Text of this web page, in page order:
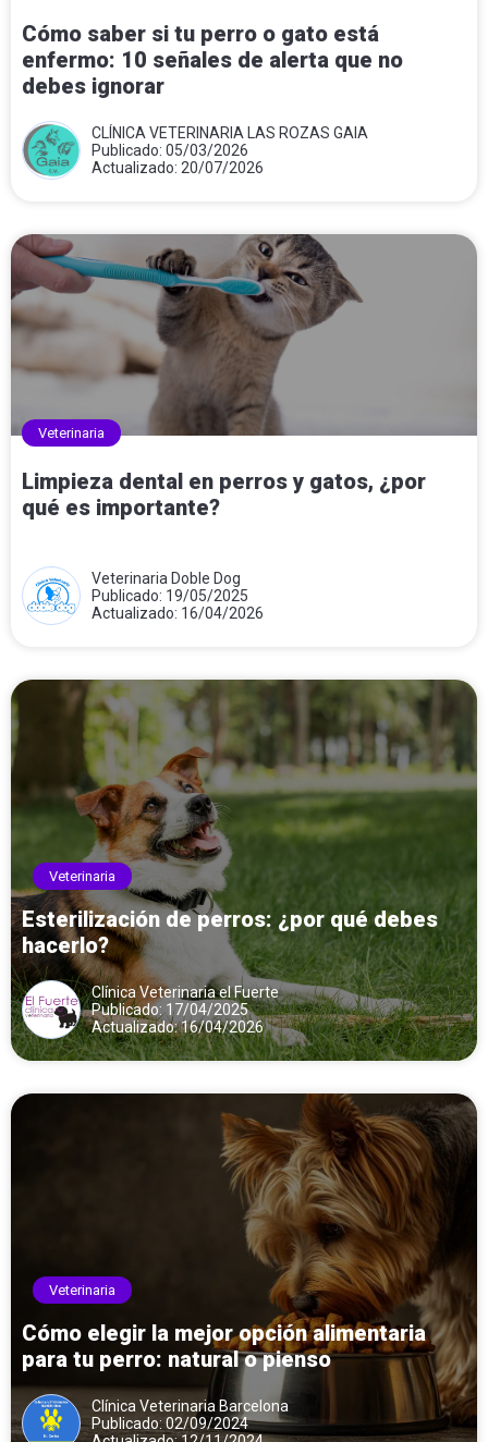
Cómo saber si tu perro o gato está
enfermo: 10 señales de alerta que no
debes ignorar
CLÍNICA VETERINARIA LAS ROZAS GAIA
Publicado: 05/03/2026
Actualizado: 20/07/2026
Veterinaria
Limpieza dental en perros y gatos, ¿por
qué es importante?
Veterinaria Doble Dog
Publicado: 19/05/2025
Actualizado: 16/04/2026
Veterinaria
Esterilización de perros: ¿por qué debes
hacerlo?
Clínica Veterinaria el Fuerte
Publicado: 17/04/2025
Actualizado: 16/04/2026
Veterinaria
Cómo elegir la mejor opción alimentaria
para tu perro: natural o pienso
Clínica Veterinaria Barcelona
Publicado: 02/09/2024